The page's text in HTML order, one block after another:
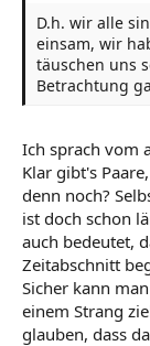
D.h. wir alle
einsam, wir
täuschen uns
Betrachtung
Ich sprach vom
Klar gibt's
denn noch?
ist doch schon
auch bedeutet,
Zeitabschnitt
Sicher kann
einem Strang
glauben, dass